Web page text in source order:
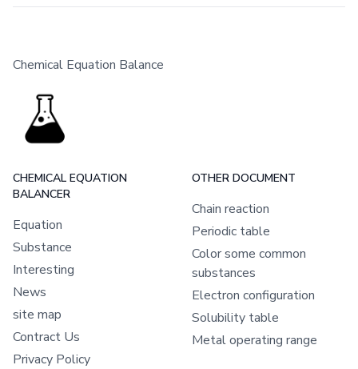
Chemical Equation Balance
CHEMICAL EQUATION
BALANCER
Equation
Substance
Interesting
News
site map
Contract Us
Privacy Policy
OTHER DOCUMENT
Chain reaction
Periodic table
Color some common
substances
Electron configuration
Solubility table
Metal operating range